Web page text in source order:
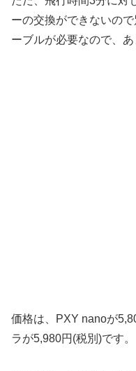
ーの交換ができないの
ーブルが必要なので、
価格は、PXY nanoが
ラが5,980円(税別)です。